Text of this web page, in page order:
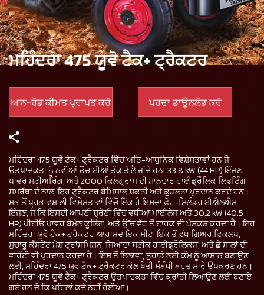
ਮਹਿੰਦਰਾ 475 ਯੂਵੋ ਟੈਕ+ ਟ੍ਰੈਕਟਰ
ਆਨ-ਰੋਡ ਕੀਮਤ ਪ੍ਰਾਪਤ ਕਰੋ ਪਰਚਾ ਡਾਊਨਲੋਡ ਕਰੋ
ਮਹਿੰਦਰਾ 475 ਯੂਵੋ ਟੇਕ+ ਟ੍ਰੈਕਟਰ ਵਿੱਚ ਅਤਿ-ਆਧੁਨਿਕ ਵਿਸ਼ੇਸ਼ਤਾਵਾਂ ਹਨ ਜੋ
ਉਤਪਾਦਕਤਾ ਨੂੰ ਨਵੀਆਂ ਉਚਾਈਆਂ ਤੱਕ ਤੇ ਲੈ ਜਾਂਦੇ ਹਨ! 33.8 kW (44 HP) ਇੰਜਣ,
ਪਾਵਰ ਸਟੀਅਰਿੰਗ, ਅਤੇ 2000 ਕਿਲੋਗ੍ਰਾਮ ਦੀ ਸ਼ਾਨਦਾਰ ਹਾਈਡ੍ਰੌਲਿਕ ਲਿਫਟਿੰਗ
ਸਮਰੱਥਾ ਦੇ ਨਾਲ, ਇਹ ਟ੍ਰੈਕਟਰ ਬੇਮਿਸਾਲ ਸ਼ਕਤੀ ਅਤੇ ਕੁਸ਼ਲਤਾ ਪ੍ਰਦਾਨ ਕਰਦੇ ਹਨ।
ਸਭ ਤੋਂ ਪ੍ਰਭਾਵਸ਼ਾਲੀ ਵਿਸ਼ੇਸ਼ਤਾਵਾਂ ਵਿੱਚੋਂ ਇੱਕ ਹੈ ਇਸਦਾ ਫੋਰ-ਸਿਲੰਡਰ ਈਐਲਐਸ
ਇੰਜਣ, ਜੋ ਕਿ ਇਸਦੀ ਆਪਣੀ ਸ਼੍ਰੇਣੀ ਵਿੱਚ ਵਧੀਆ ਮਾਈਲੇਜ ਅਤੇ 30.2 kW (40.5
HP) ਪੀਟੀਓ ਪਾਵਰ ਬੇਮੇਲ ਕੂਲਿੰਗ, ਅਤੇ ਉੱਚ ਵੱਧ ਤੋਂ ਟਾਰਕ ਦੀ ਪੇਸ਼ਕਸ਼ ਕਰਦਾ ਹੈ। ਇਹ
ਮਹਿੰਦਰਾ ਯੂਵੋ ਟੈਕ+ ਟ੍ਰੈਕਟਰ ਆਰਾਮਦਾਇਕ ਸੀਟ, ਇੱਕ ਤੋਂ ਵੱਧ ਗਿਅਰ ਵਿਕਲਪ,
ਸੁਚਾਰੂ ਕੋੰਸਟੇਂਟ ਮੇਸ਼ ਟ੍ਰਾਂਸਮਿਸ਼ਨ, ਜਿਆਦਾ ਸਟੀਕ ਹਾਈਡ੍ਰੌਲਿਕਸ, ਅਤੇ ਛੇ ਸਾਲਾਂ ਦੀ
ਵਾਰੰਟੀ ਵੀ ਪ੍ਰਦਾਨ ਕਰਦਾ ਹੈ। ਇਸ ਤੋਂ ਇਲਾਵਾ, ਤੁਹਾਡੇ ਲਈ ਕੰਮ ਨੂੰ ਆਸਾਨ ਬਣਾਉਣ
ਲਈ, ਮਹਿੰਦਰਾ 475 ਯੂਵੋ ਟੈਕ+ ਟ੍ਰੈਕਟਰ ਕੋਲ ਖੇਤੀ ਸੰਬੰਧੀ ਬਹੁਤ ਸਾਰੇ ਉਪਕਰਣ ਹਨ।
ਮਹਿੰਦਰਾ 475 ਯੂਵੋ ਟੈਕ+ ਟ੍ਰੈਕਟਰ ਉਤਪਾਦਕਤਾ ਵਿੱਚ ਕ੍ਰਾਂਤੀ ਲਿਆਉਣ ਲਈ ਬਣਾਏ
ਗਏ ਹਨ ਜੋ ਕਿ ਪਹਿਲਾਂ ਕਦੇ ਨਹੀਂ ਹੋਈਆ।